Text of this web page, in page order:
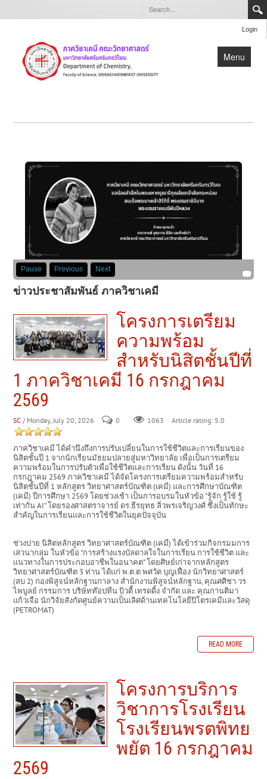
Login
Menu
เกี่ยวกับภาควิชา
วิจัย
บุคลากร
สำหรับบุคลากรและนิสิตภาควิชาเคมี
Pause Previous Next
ข่าวประชาสัมพันธ์ ภาควิชาเคมี
โครงการเตรียม
ความพร้อม
สำหรับนิสิตชั้นปีที่
1 ภาควิชาเคมี 16 กรกฎาคม
2569
SC / Monday, July 20, 2026 0 1063 Article rating: 5.0
ภาควิชาเคมี ได้คำนึงถึงการปรับเปลี่ยนในการใช้ชีวิตและการเรียนของ
นิสิตชั้นปี 1 จากนักเรียนมัธยมปลายสู่มหาวิทยาลัย เพื่อเป็นการเตรียม
ความพร้อมในการปรับตัวเพื่อใช้ชีวิตและการเรียน ดังนั้น วันที่ 16
กรกฎาคม 2569 ภาควิชาเคมี ได้จัดโครงการเตรียมความพร้อมสำหรับ
นิสิตชั้นปีที่ 1 หลักสูตร วิทยาศาสตร์บัณฑิต (เคมี) และการศึกษาบัณฑิต
(เคมี) ปีการศึกษา 2569 โดยช่วงเช้า เป็นการอบรมในหัวข้อ "รู้จัก รู้ใช้ รู้
เท่ากัน AI" โดยรองศาสตราจารย์ ดร.ธีรยุทธ ลิ่วพรเจริญวงศ์ ซึ่งเป็นทักษะ
สำคัญในการเรียนและการใช้ชีวิตในยุคปัจจุบัน
ช่วงบ่าย นิสิตหลักสูตร วิทยาศาสตร์บัณฑิต (เคมี) ได้เข้าร่วมกิจกรมมการ
เสวนากลุ่ม ในหัวข้อ "การสร้างแรงบัลดาลใจในการเรียน การใช้ชีวิต และ
แนวทางในการประกอบอาชีพในอนาคต" โดยศิษย์เก่าจากหลักสูตร
วิทยาศาสตร์บัณฑิต 3 ท่าน ได้แก่ พ.ต.ต พศวัต บุญเฟื่อง นักวิทยาศาสตร์
(สบ 2) กองพิสูจน์หลักฐานกาลาง สำนักงานพิสูจน์หลักฐาน, คุณศศิชา วร
ไพบูลย์ กรรมการ บริษัทท๊อปทีน บิวตี้ เทรดดิ้ง จำกัด และ คุณกานติมา
แก้วเจือ นักวิจัยสังกัดศูนย์ความเป็นเลิศด้านเทคโนโลยีปิโตรเคมีและวัสดุ
(PETROMAT)
READ MORE
โครงการบริการ
วิชาการโรงเรียน
โรงเรียนพรตพิทย
พยัต 16 กรกฎาคม
2569